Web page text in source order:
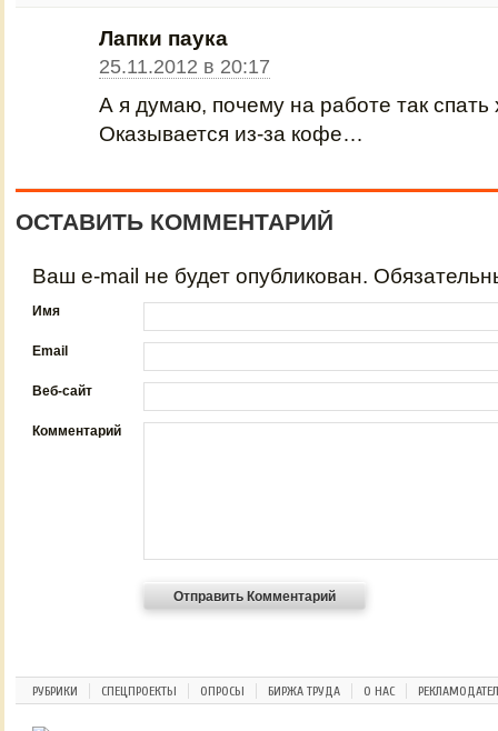
Лапки паука
25.11.2012 в 20:17
А я думаю, почему на работе так спать
Оказывается из-за кофе…
ОСТАВИТЬ КОММЕНТАРИЙ
Ваш e-mail не будет опубликован.
Имя
Email
Веб-сайт
Комментарий
РУБРИКИ СПЕЦПРОЕКТЫ ОПРОСЫ БИРЖА ТРУДА О НАС